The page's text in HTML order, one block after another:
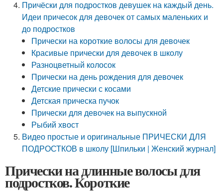
Причёски для подростков девушек на каждый день.
Идеи причесок для девочек от самых маленьких и
до подростков
Прически на короткие волосы для девочек
Красивые прически для девочек в школу
Разноцветный колосок
Прически на день рождения для девочек
Детские прически с косами
Детская прическа пучок
Прически для девочек на выпускной
Рыбий хвост
Видео простые и оригинальные ПРИЧЕСКИ ДЛЯ
ПОДРОСТКОВ в школу [Шпильки | Женский журнал]
Прически на длинные волосы для
подростков. Короткие